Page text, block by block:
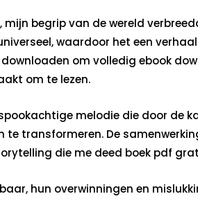
begrip van de wereld
waardoor het een
om volledig ebook
om te lezen.
melodie die door de
transformeren. De
die me deed boek pdf
hun overwinningen en